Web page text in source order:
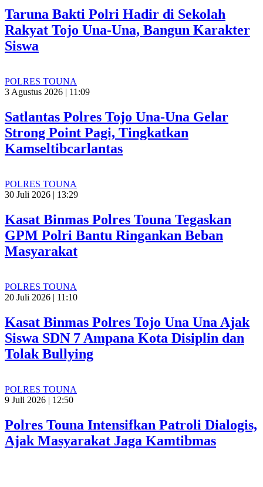
Taruna Bakti Polri Hadir di Sekolah
Rakyat Tojo Una-Una, Bangun Karakter
Siswa
POLRES TOUNA
3 Agustus 2026 | 11:09
Satlantas Polres Tojo Una-Una Gelar
Strong Point Pagi, Tingkatkan
Kamseltibcarlantas
POLRES TOUNA
30 Juli 2026 | 13:29
Kasat Binmas Polres Touna Tegaskan
GPM Polri Bantu Ringankan Beban
Masyarakat
POLRES TOUNA
20 Juli 2026 | 11:10
Kasat Binmas Polres Tojo Una Una Ajak
Siswa SDN 7 Ampana Kota Disiplin dan
Tolak Bullying
POLRES TOUNA
9 Juli 2026 | 12:50
Polres Touna Intensifkan Patroli Dialogis,
Ajak Masyarakat Jaga Kamtibmas